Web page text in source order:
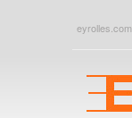
eyrolles.com